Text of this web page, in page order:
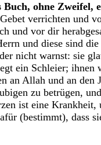
Buch, ohne Zweifel,
verrichten und
und vor dir
und diese sind
nicht warnst: sie
ein Schleier;
an Allah und an
zu betrügen,
ist eine
(bestimmt), dass